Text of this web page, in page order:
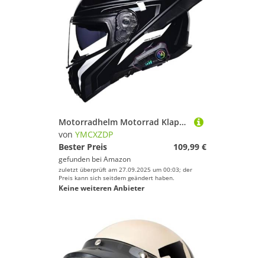
Motorradhelm Motorrad Klapphelme Bluetooth Integralhelm mit Anti-Fog Doppelvisier Integrierter Helm DOTECE Zertifiziert Crash Motorrad Helm für Erwachsene Damen Herren K,2XL=63~64cm
von YMCXZDP
Bester Preis
109,99 €
gefunden bei Amazon
zuletzt überprüft am 27.09.2025 um 00:03; der
Preis kann sich seitdem geändert haben.
Keine weiteren Anbieter